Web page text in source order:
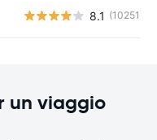
8.1 (10251)
un viaggio